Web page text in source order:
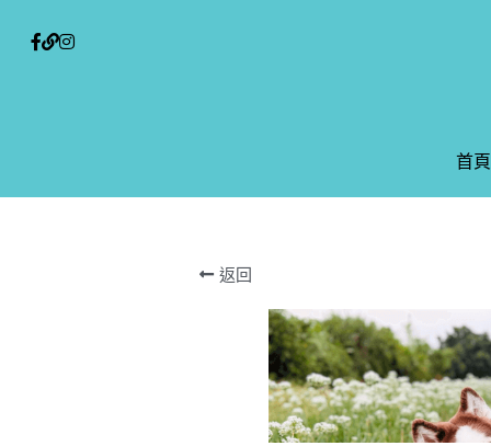
首頁
首頁
返回